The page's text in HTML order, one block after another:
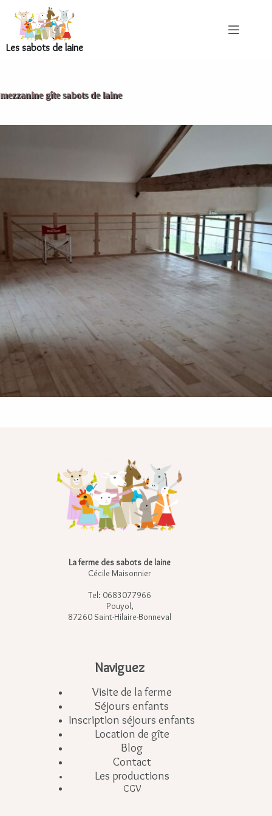
Les sabots de laine
mezzanine gîte sabots de laine
La ferme des sabots de laine
Cécile Maisonnier
Tel: 0683077966
Pouyol,
87260 Saint-Hilaire-Bonneval
Naviguez
Visite de la ferme
Séjours enfants
Inscription séjours enfants
Location de gîte
Blog
Contact
Les productions
CGV